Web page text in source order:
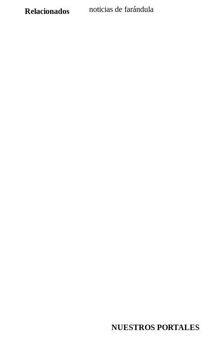
Relacionados noticias de farándula
NUESTROS PORTALES